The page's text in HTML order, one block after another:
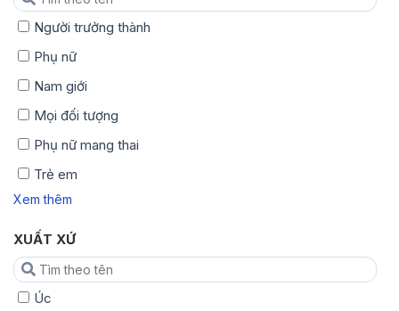
Người trưởng thành
Phụ nữ
Nam giới
Mọi đối tượng
Phụ nữ mang thai
Trẻ em
Xem thêm
XUẤT XỨ
Úc